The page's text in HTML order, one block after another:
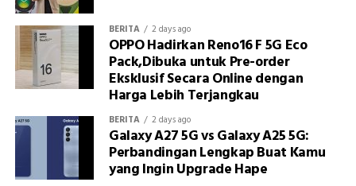
BERITA 2 days ago
OPPO Hadirkan Reno16 F 5G Eco
Pack,Dibuka untuk Pre-order
Eksklusif Secara Online dengan
Harga Lebih Terjangkau
BERITA 2 days ago
Galaxy A27 5G vs Galaxy A25 5G:
Perbandingan Lengkap Buat Kamu
yang Ingin Upgrade Hape